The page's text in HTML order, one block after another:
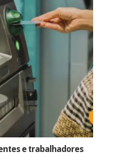
e trabalhadores